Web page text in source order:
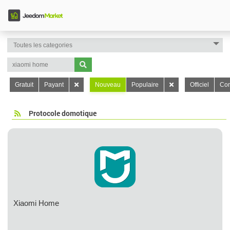
Gratuit Payant Nouveau Populaire Officiel
Protocole domotique
Xiaomi Home